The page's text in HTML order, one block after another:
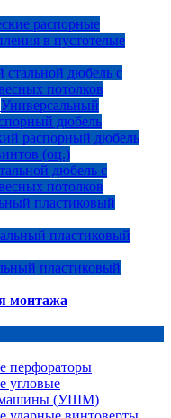
распорные
в пустотелые
стальной дюбель с
потолков
Универсальный
дюбель
распорный дюбель
(оц.)
дюбель с
потолков
пластиковый
пластиковый
пластиковый
монтажа
перфораторы
угловые
машины (УШМ)